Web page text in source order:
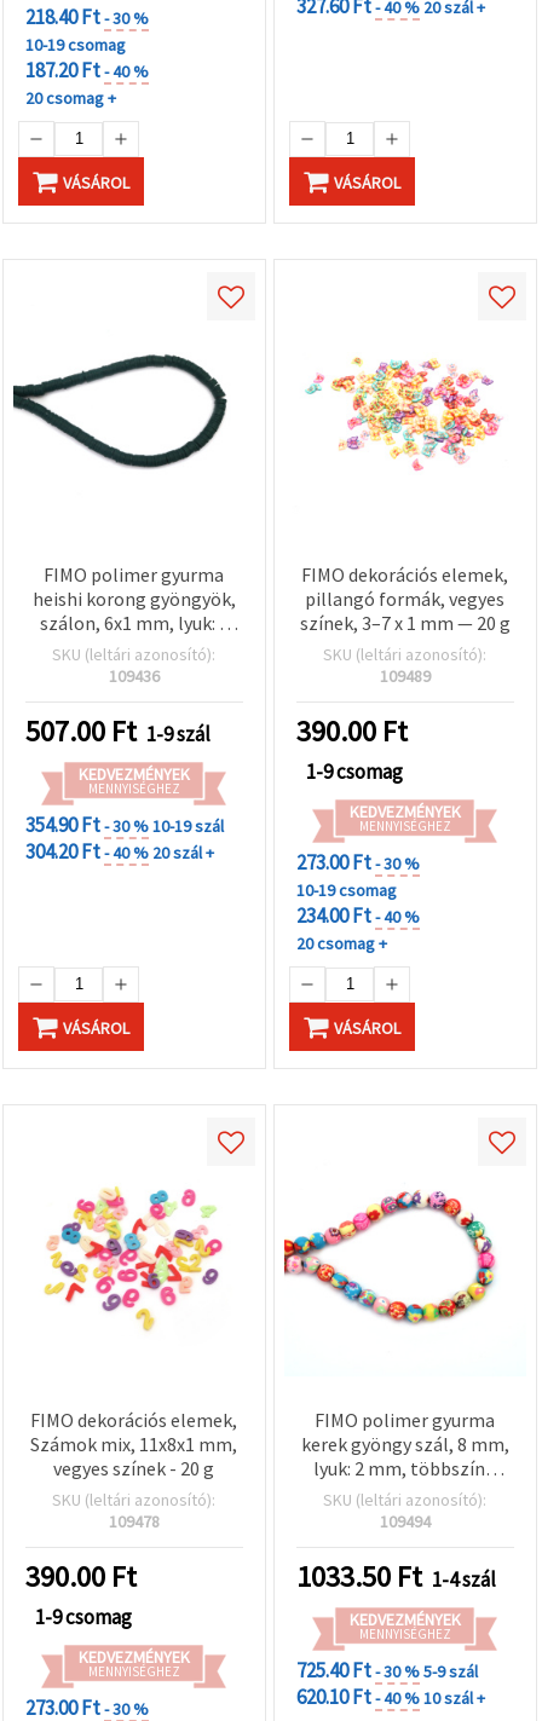
218.40 Ft- 30 %
10-19 csomag
187.20 Ft- 40 %
20 csomag +
VÁSÁROL
327.60 Ft- 40 % 20 szál +
VÁSÁROL
FIMO polimer gyurma
heishi korong gyöngyök,
szálon, 6x1 mm, lyuk: 2
mm, olívazöld, kb. 320 db
SKU (leltári azonosító):
109436
507.00 Ft 1-9 szál
KEDVEZMÉNYEK
MENNYISÉGHEZ
354.90 Ft- 30 %10-19 szál
304.20 Ft- 40 % 20 szál +
VÁSÁROL
FIMO dekorációs elemek,
pillangó formák, vegyes
színek, 3–7 x 1 mm — 20 g
SKU (leltári azonosító):
109489
390.00 Ft
1-9 csomag
KEDVEZMÉNYEK
MENNYISÉGHEZ
273.00 Ft- 30 %
10-19 csomag
234.00 Ft- 40 %
20 csomag +
VÁSÁROL
FIMO dekorációs elemek,
Számok mix, 11x8x1 mm,
vegyes színek - 20 g
SKU (leltári azonosító):
109478
390.00 Ft
1-9 csomag
KEDVEZMÉNYEK
MENNYISÉGHEZ
273.00 Ft- 30 %
FIMO polimer gyurma
kerek gyöngy szál, 8 mm,
lyuk: 2 mm, többszínű
(vegyes) – 50 db
SKU (leltári azonosító):
109494
1033.50 Ft 1-4 szál
KEDVEZMÉNYEK
MENNYISÉGHEZ
725.40 Ft- 30 %5-9 szál
620.10 Ft- 40 %10 szál +